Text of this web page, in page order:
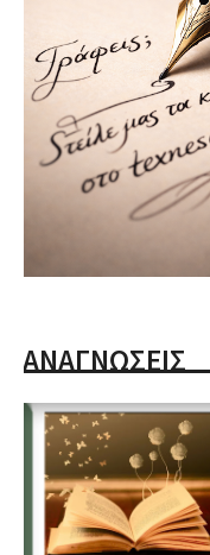
ΑΝΑΓΝΩΣΕΙΣ